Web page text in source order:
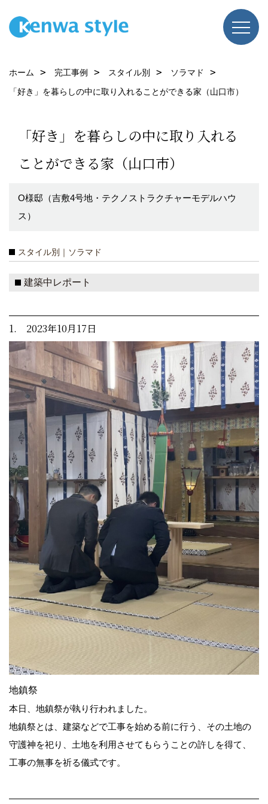
ホーム 完工事例 スタイル別
ソラマド
「好き」を暮らしの中に取り入れることができる家（山口市）
「好き」を暮らしの中に取り入れる
ことができる家（山口市）
O様邸（吉敷4号地・テクノストラクチャーモデルハウ
ス）
スタイル別｜ソラマド
建築中レポート
1. 2023年10月17日
地鎮祭
本日、地鎮祭が執り行われました。
地鎮祭とは、建築などで工事を始める前に行う、その土地の
守護神を祀り、土地を利用させてもらうことの許しを得て、
工事の無事を祈る儀式です。